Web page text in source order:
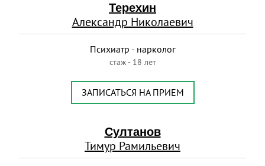
Терехин
Александр Николаевич
Психиатр - нарколог
стаж - 18 лет
ЗАПИСАТЬСЯ НА ПРИЕМ
Султанов
Тимур Рамильевич